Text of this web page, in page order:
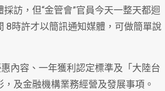
訪，但“金管會”官員今天一整天都迴
8時許才以簡訊通知媒體，可做簡單說
內容、一年獲利認定標準及「大陸台
及金融機構業務經營及發展事項。